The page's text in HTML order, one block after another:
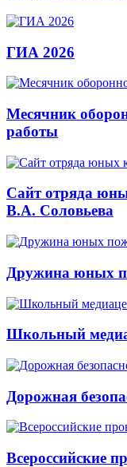
ГИА 2026
Месячник
работы
Сайт отряда
В.А. Соловьева
Дружина юных
Школьный
Дорожная
Всероссийские